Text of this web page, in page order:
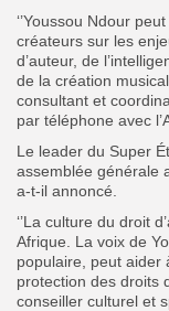
‘’Youssou Ndour
créateurs sur les
d’auteur, de
de la création
consultant et
par téléphone avec
Le leader du Super
assemblée générale
a-t-il annoncé.
‘’La culture du droit
Afrique. La voix de
populaire, peut aider
protection des droits
conseiller culturel et